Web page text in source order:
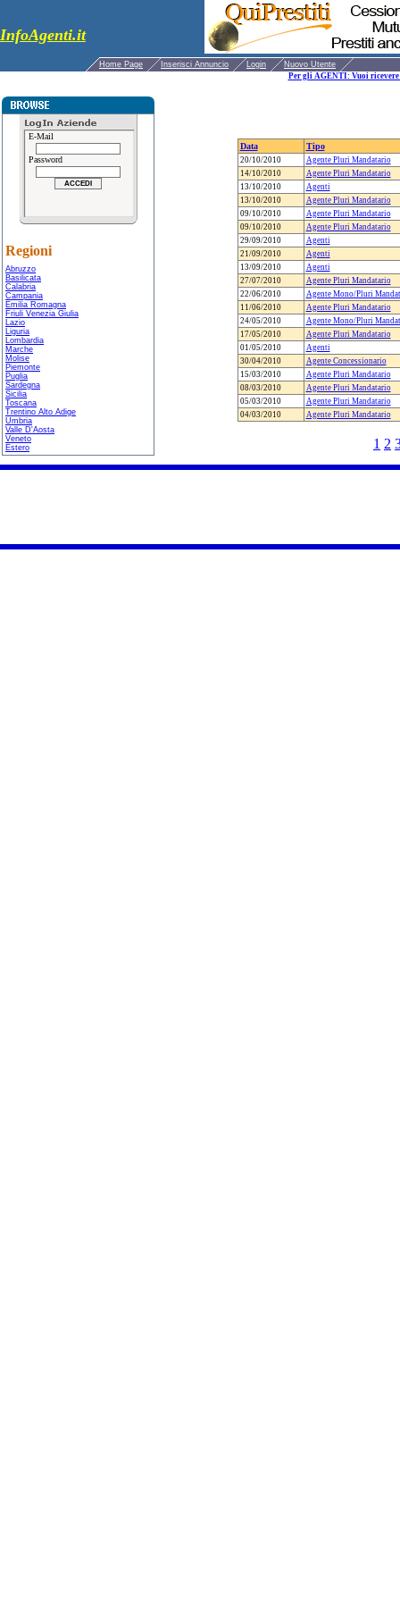
InfoAgenti.it
Home Page Inserisci Annuncio Login
Nuovo Utente
Per gli AGENTI: Vuoi
E-Mail
Password
Regioni
Abruzzo
Basilicata
Calabria
Campania
Emilia Romagna
Friuli Venezia Giulia
Lazio
Liguria
Lombardia
Marche
Molise
Piemonte
Puglia
Sardegna
Sicilia
Toscana
Trentino Alto Adige
Umbria
Valle D'Aosta
Veneto
Estero
Data Tipo
20/10/2010
Agente Pluri Mandatario
14/10/2010
Agente Pluri Mandatario
13/10/2010
Agenti
13/10/2010
Agente Pluri Mandatario
09/10/2010
Agente Pluri Mandatario
09/10/2010
Agente Pluri Mandatario
29/09/2010
Agenti
21/09/2010
Agenti
13/09/2010
Agenti
27/07/2010
Agente Pluri Mandatario
22/06/2010
Agente Mono/Pluri
11/06/2010
Agente Pluri Mandatario
24/05/2010
Agente Mono/Pluri
17/05/2010
Agente Pluri Mandatario
01/05/2010
Agenti
30/04/2010
Agente Concessionario
15/03/2010
Agente Pluri Mandatario
08/03/2010
Agente Pluri Mandatario
05/03/2010
Agente Pluri Mandatario
04/03/2010
Agente Pluri Mandatario
1 2